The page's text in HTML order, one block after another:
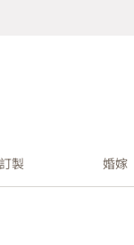
製 婚嫁